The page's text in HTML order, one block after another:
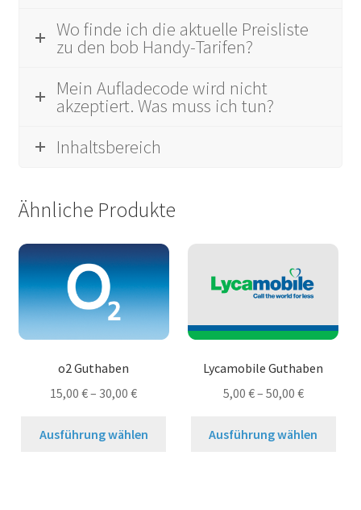
Wo finde ich die aktuelle Preisliste
zu den bob Handy-Tarifen?
Mein Aufladecode wird nicht
akzeptiert. Was muss ich tun?
Inhaltsbereich
Ähnliche Produkte
o2 Guthaben
15,00 €–30,00 €
Ausführung wählen
Lycamobile Guthaben
5,00 €– 50,00 €
Ausführung wählen